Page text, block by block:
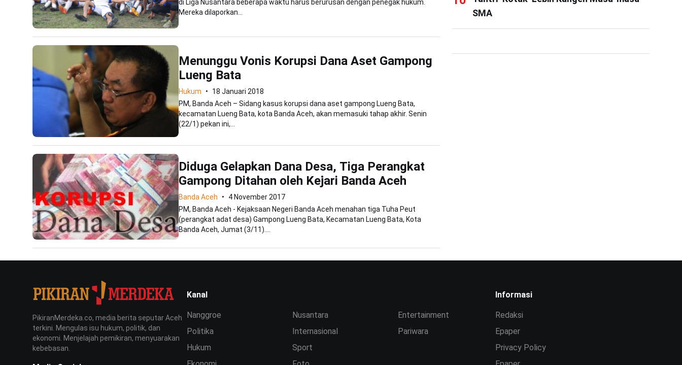
di Liga Nusantara beberapa waktu harus berurusan dengan penegak hukum.
Mereka dilaporkan...
Menunggu Vonis Korupsi Dana Aset Gampong
Lueng Bata
Hukum
18 Januari 2018
PM, Banda Aceh – Sidang kasus korupsi dana aset gampong Lueng Bata,
kecamatan Lueng Bata, kota Banda Aceh, akan memasuki tahap akhir. Senin
(22/1) pekan ini,...
Diduga Gelapkan Dana Desa, Tiga Perangkat
Gampong Ditahan oleh Kejari Banda Aceh
Banda Aceh
4 November 2017
PM, Banda Aceh - Kejaksaan Negeri Banda Aceh menahan tiga Tuha Peut
(perangkat adat desa) Gampong Lueng Bata, Kecamatan Lueng Bata, Kota
Banda Aceh, Jumat (3/11)....
SMA
PikiranMerdeka.co, media berita seputar Aceh
terkini. Mengulas isu hukum, politik, dan
ekonomi. Menjelajah pemikiran, menyuarakan
kebebasan.
Kanal
Nanggroe
Politika
Hukum
Nusantara
Internasional
Sport
Entertainment
Pariwara
Informasi
Redaksi
Epaper
Privacy Policy